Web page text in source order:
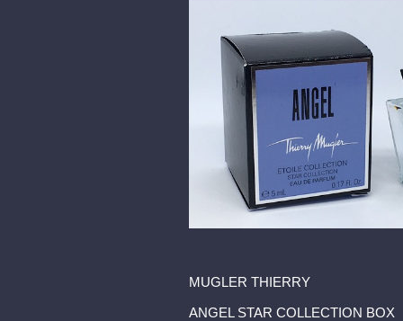
MUGLER THIERRY
ANGEL STAR COLLECTION BOX